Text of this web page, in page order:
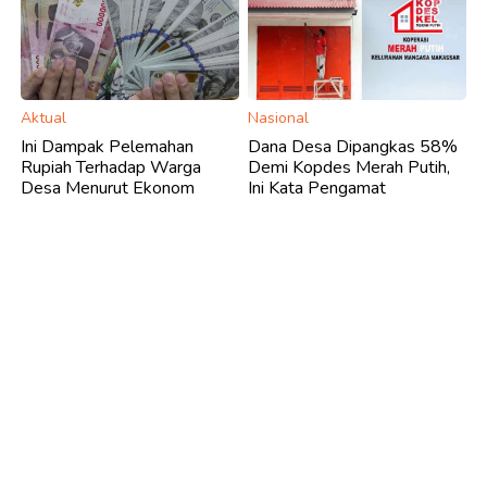
Aktual
Ini Dampak Pelemahan
Rupiah Terhadap Warga
Desa Menurut Ekonom
Nasional
Dana Desa Dipangkas 58%
Demi Kopdes Merah Putih,
Ini Kata Pengamat